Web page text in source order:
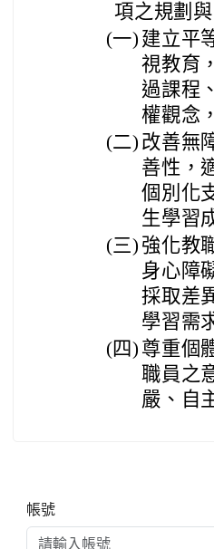
項之規劃與
(一) 建立平
視教育
過課程
權觀念
(二) 改善無
善性，
個別化
生學習
(三) 強化教
身心障
採取差
學習需
(四) 尊重個
職員之
嚴、自
帳號